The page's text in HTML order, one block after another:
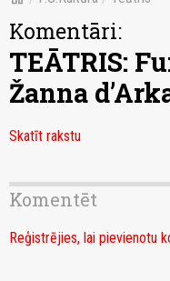
Komentāri:
TEĀTRIS:
Žanna
Skatīt rakstu
Komentēt
Reģistrējies, lai pievienotu